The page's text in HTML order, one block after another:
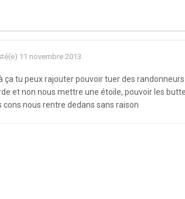
11 novembre 2013
ça tu peux rajouter pouvoir tuer des
et non nous mettre une étoile, pouvoir les
cons nous rentre dedans sans raison